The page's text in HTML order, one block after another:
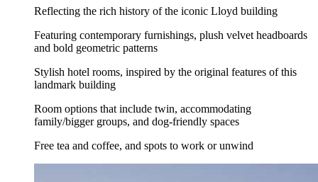
Reflecting the rich history of the iconic Lloyd building
Featuring contemporary furnishings, plush velvet headboards
and bold geometric patterns
Stylish hotel rooms, inspired by the original features of this
landmark building
Room options that include twin, accommodating
family/bigger groups, and dog-friendly spaces
Free tea and coffee, and spots to work or unwind